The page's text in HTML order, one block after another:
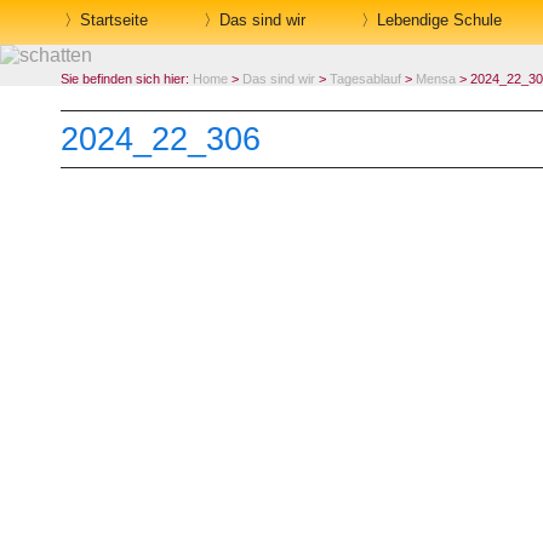
Startseite Das sind wir Lebendige Schule
Sie befinden sich hier: Home > Das sind wir > Tagesablauf > Mensa >
2024_22_306